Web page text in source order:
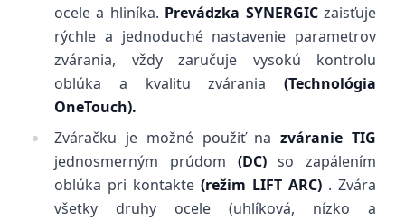
ocele a hliníka. Prevádzka SYNERGICzaisťuje
rýchle a jednoduché nastavenie parametrov
zvárania, vždy zaručuje vysokú kontrolu
oblúka a kvalitu zvárania (Technológia
OneTouch).
Zváračku je možné použiť nazváranie TIG
jednosmerným prúdom (DC)so zapálením
oblúka pri kontakte (režim LIFT ARC) . Zvára
všetky druhy ocele (uhlíková, nízko a